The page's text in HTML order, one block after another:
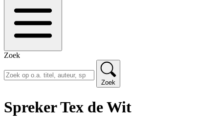
Zoek
Zoek
Spreker Tex de Wit